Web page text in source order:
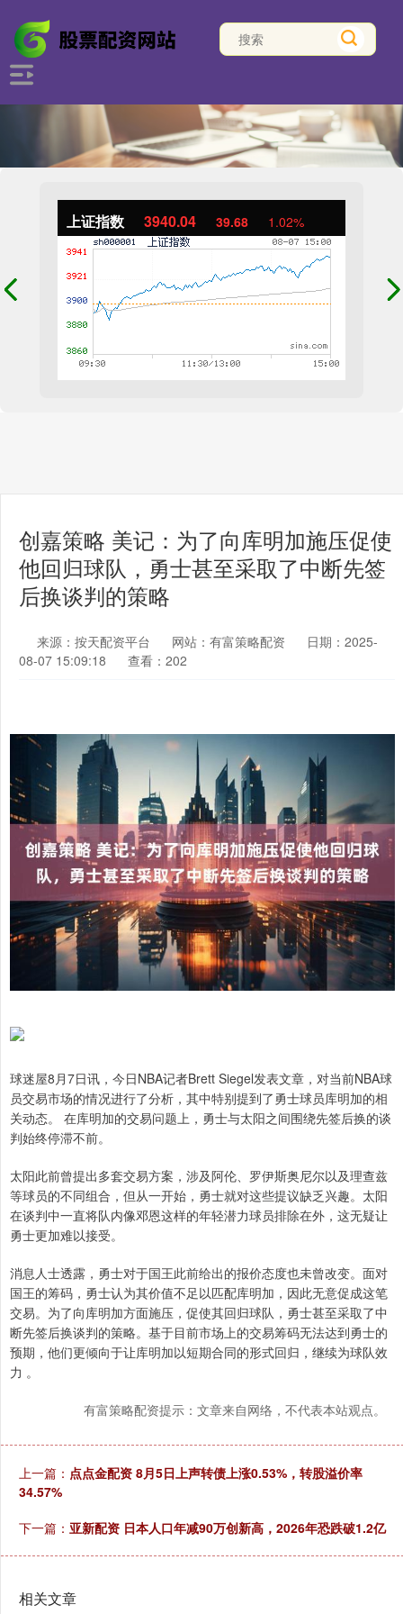
上证指数 3940.04 39.68 1.02%
创嘉策略 美记：为了向库明加施压促使
他回归球队，勇士甚至采取了中断先签
后换谈判的策略
来源：按天配资平台 网站：有富策略配资
日期：2025-
08-07 15:09:18
查看：202
球迷屋8月7日讯，今日NBA记者Brett Siegel发表文章，对当前NBA球
员交易市场的情况进行了分析，其中特别提到了勇士球员库明加的相
关动态。 在库明加的交易问题上，勇士与太阳之间围绕先签后换的谈
判始终停滞不前。
太阳此前曾提出多套交易方案，涉及阿伦、罗伊斯奥尼尔以及理查兹
等球员的不同组合，但从一开始，勇士就对这些提议缺乏兴趣。太阳
在谈判中一直将队内像邓恩这样的年轻潜力球员排除在外，这无疑让
勇士更加难以接受。
消息人士透露，勇士对于国王此前给出的报价态度也未曾改变。面对
国王的筹码，勇士认为其价值不足以匹配库明加，因此无意促成这笔
交易。为了向库明加方面施压，促使其回归球队，勇士甚至采取了中
断先签后换谈判的策略。基于目前市场上的交易筹码无法达到勇士的
预期，他们更倾向于让库明加以短期合同的形式回归，继续为球队效
力 。
有富策略配资提示：文章来自网络，不代表本站观点。
上一篇： 点点金配资 8月5日上声转债上涨0.53%，转股溢价率
34.57%
下一篇： 亚新配资 日本人口年减90万创新高，2026年恐跌破1.2亿
相关文章